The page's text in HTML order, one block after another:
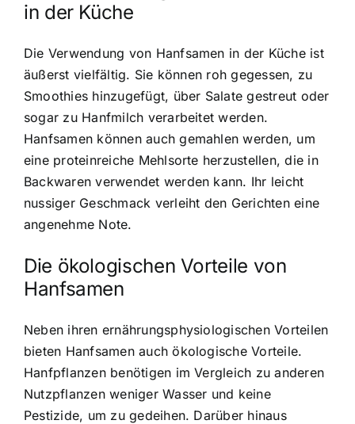
in der Küche
Die Verwendung von Hanfsamen in der Küche ist
äußerst vielfältig. Sie können roh gegessen, zu
Smoothies hinzugefügt, über Salate gestreut oder
sogar zu Hanfmilch verarbeitet werden.
Hanfsamen können auch gemahlen werden, um
eine proteinreiche Mehlsorte herzustellen, die in
Backwaren verwendet werden kann. Ihr leicht
nussiger Geschmack verleiht den Gerichten eine
angenehme Note.
Die ökologischen Vorteile von
Hanfsamen
Neben ihren ernährungsphysiologischen Vorteilen
bieten Hanfsamen auch ökologische Vorteile.
Hanfpflanzen benötigen im Vergleich zu anderen
Nutzpflanzen weniger Wasser und keine
Pestizide, um zu gedeihen. Darüber hinaus